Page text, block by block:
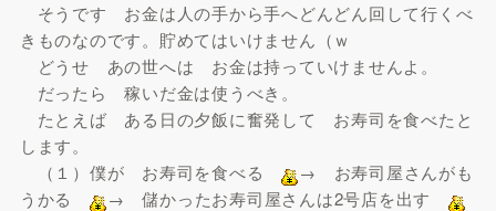
そうです お金は人の手から手へどんどん回して行くべ
きものなのです。貯めてはいけません（ｗ
どうせ あの世へは お金は持っていけませんよ。
だったら 稼いだ金は使うべき。
たとえば ある日の夕飯に奮発して お寿司を食べたと
します。
（１）僕が お寿司を食べる
→ お寿司屋さんがも
うかる
→ 儲かったお寿司屋さんは2号店を出す